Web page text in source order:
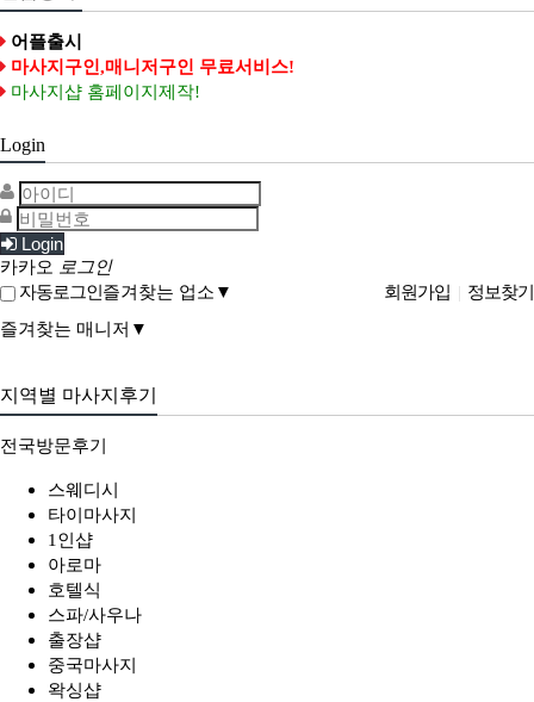
어플출시
마사지구인,매니저구인 무료서비스!
마사지샵 홈페이지제작!
Login
Login
카카오 로그인
자동로그인
회원가입 | 정보찾기
즐겨찾는 업소▼
즐겨찾는 매니저▼
지역별 마사지후기
전국방문후기
스웨디시
타이마사지
1인샵
아로마
호텔식
스파/사우나
출장샵
중국마사지
왁싱샵